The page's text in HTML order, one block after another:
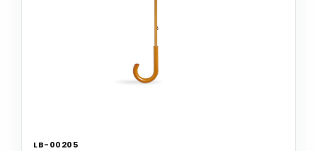
LB-00205